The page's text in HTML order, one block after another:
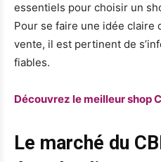
essentiels pour choisir un
Pour se faire une idée claire
vente, il est pertinent de
fiables.
Découvrez le meilleur shop
Le marché du